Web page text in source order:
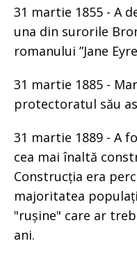
31 martie 1855 - A
una din surorile
romanului ”Jane
31 martie 1885 -
protectoratul său
31 martie 1889 - A
cea mai înaltă
Construcția era
majoritatea
"rușine" care ar
ani.